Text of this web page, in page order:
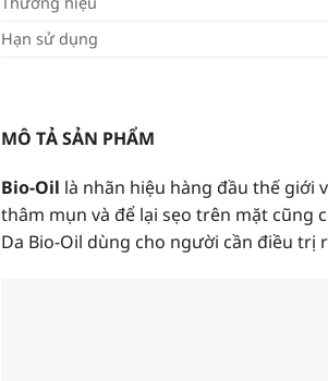
Hạn sử dụng
MÔ TẢ SẢN PHẨM
Bio-Oil là nhãn hiệu hàng đầu thế giới
thâm mụn và để lại sẹo trên mặt cũng
Da Bio-Oil dùng cho người cần điều trị